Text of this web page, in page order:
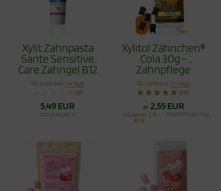
Xylit Zahnpasta
Sante Sensitive
Care Zahngel B12
75ml ohne Flourid
Lieferzeit:1-4 Tage
(0)
5,49 EUR
73,15 EUR pro 1 l
Xylitol Zähnchen®
Cola 30g -
Zahnpflege
Bonbons
Lieferzeit:1-4 Tage
(30)
ab 2,55 EUR
Stückpreis 2,75
EUR
91,66 EUR pro 1 kg